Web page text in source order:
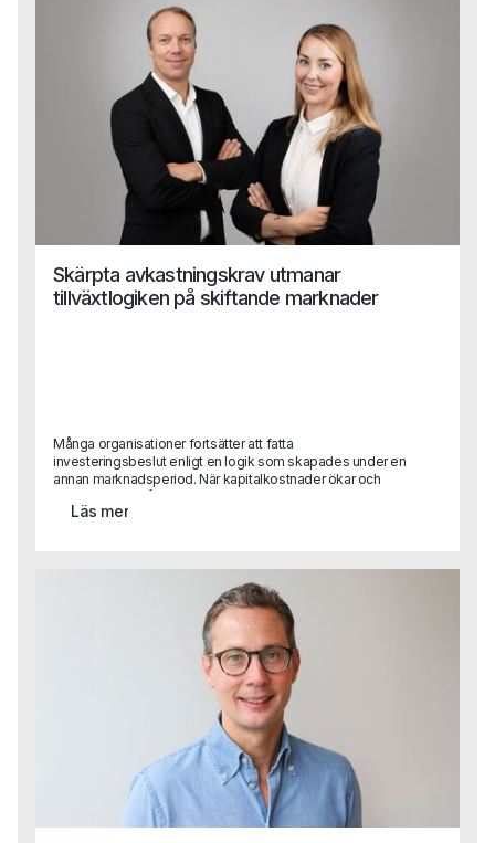
Skärpta avkastningskrav utmanar
tillväxtlogiken på skiftande marknader
Många organisationer fortsätter att fatta
investeringsbeslut enligt en logik som skapades under en
annan marknadsperiod. När kapitalkostnader ökar och
konkurrensen hårdnar blir konsekvensen ofta att tillväxt
inte längre leder till lönsamhet.
Läs mer